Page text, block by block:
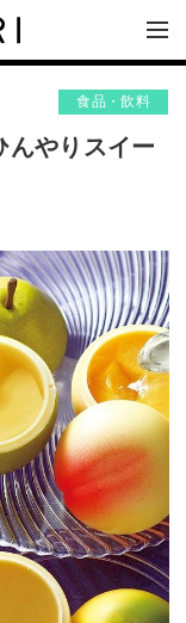
食品・飲料
んやりスイー